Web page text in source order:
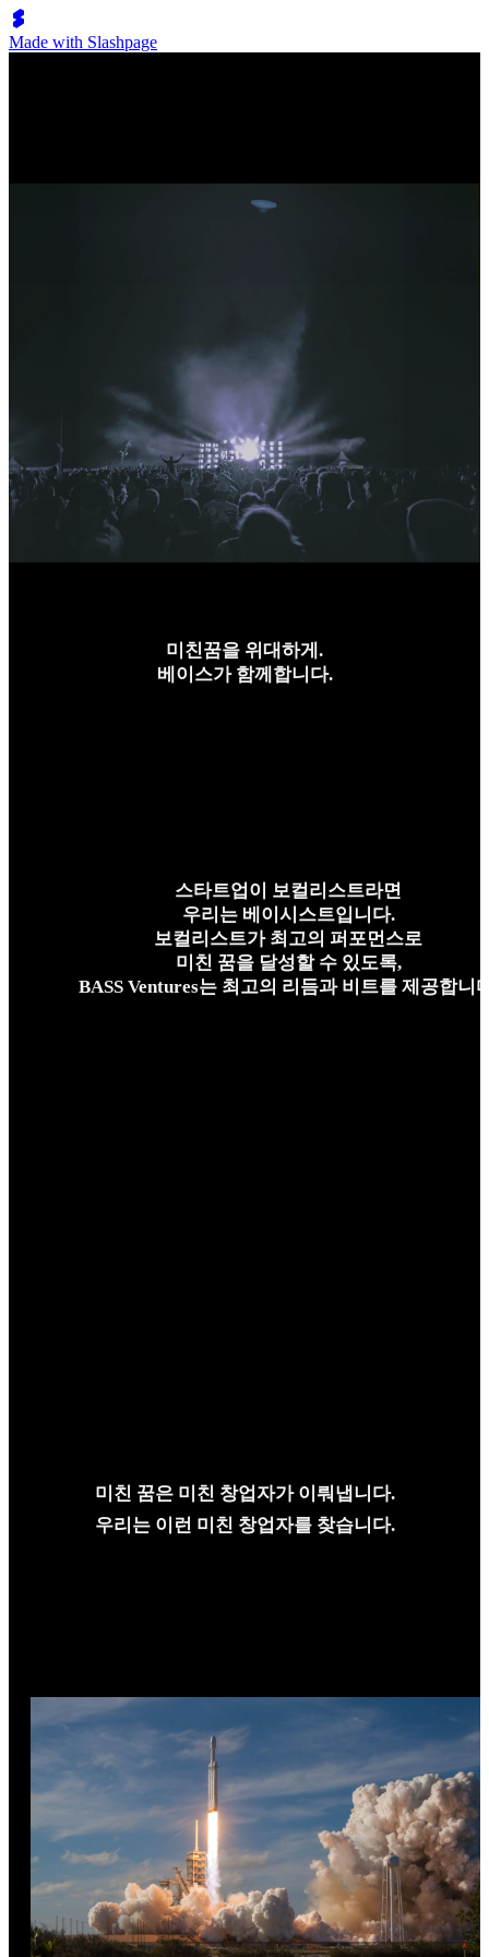
Made with Slashpage
미친꿈을 위대하게.
베이스가 함께합니다.
스타트업이 보컬리스트라면
우리는 베이시스트입니다.
보컬리스트가 최고의 퍼포먼스로
미친 꿈을 달성할 수 있도록,
BASS Ventures는 최고의 리듬과 비트를 제공합니
미친 꿈은 미친 창업자가 이뤄냅니다.
우리는 이런 미친 창업자를 찾습니다.